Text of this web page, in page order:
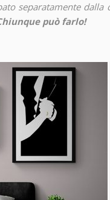
separatamente dalla
può farlo!